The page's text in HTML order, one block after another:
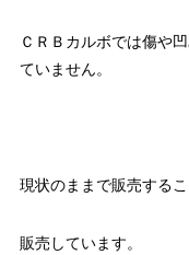
ＣＲＢカルボでは傷や
ていません。
現状のままで販売する
販売しています。